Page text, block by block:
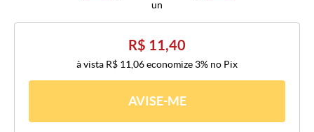
un
R$ 11,40
à vista R$ 11,06economize 3% no Pix
AVISE-ME